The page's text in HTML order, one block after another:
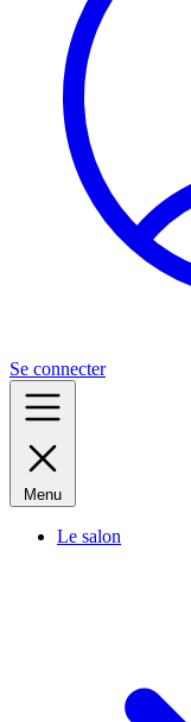
Se connecter
Menu
Le salon